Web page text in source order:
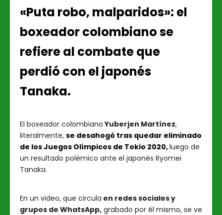
«Puta robo, malparidos»: el
boxeador colombiano se
refiere al combate que
perdió con el japonés
Tanaka.
El boxeador colombianoYuberjen Martínez,
literalmente, se desahogó tras quedar eliminado
de los Juegos Olímpicos de Tokio 2020,luego de
un resultado polémico ante el japonés Ryomei
Tanaka.
En un video, que circula en redes sociales y
grupos de WhatsApp, grabado por él mismo, se ve